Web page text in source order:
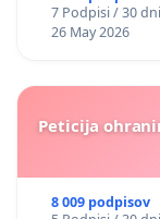
7 Podpisi / 30 dni
26 May 2026
Peticija
8 009 podpisov